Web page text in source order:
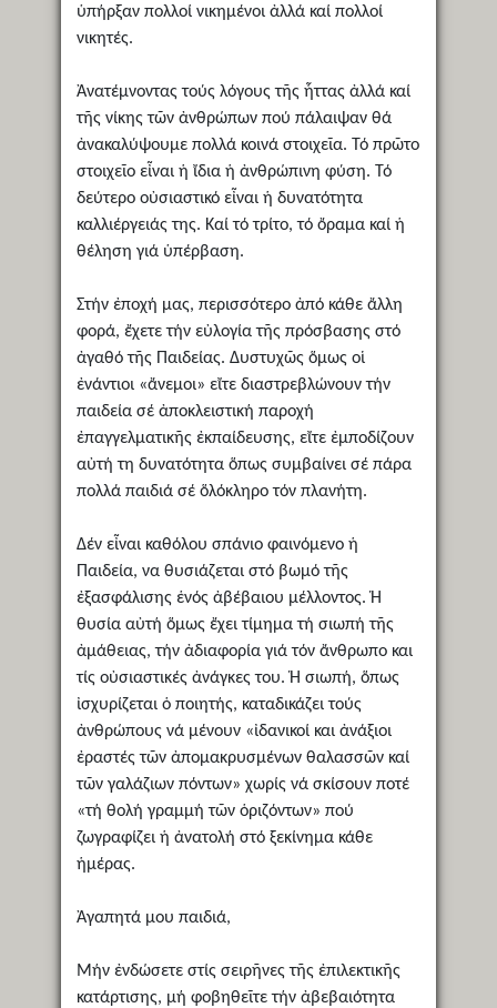
ὑπήρξαν πολλοί νικημένοι ἀλλά καί πολλοί
νικητές.
Ἀνατέμνοντας τούς λόγους τῆς ἧττας ἀλλά καί
τῆς νίκης τῶν ἀνθρώπων πού πάλαιψαν θά
ἀνακαλύψουμε πολλά κοινά στοιχεῖα. Τό πρῶτο
στοιχεῖο εἶναι ἡ ἴδια ἡ ἀνθρώπινη φύση. Τό
δεύτερο οὐσιαστικό εἶναι ἡ δυνατότητα
καλλιέργειάς της. Καί τό τρίτο, τό ὄραμα καί ἡ
θέληση γιά ὑπέρβαση.
Στήν ἐποχή μας, περισσότερο ἀπό κάθε ἄλλη
φορά, ἔχετε τήν εὐλογία τῆς πρόσβασης στό
ἀγαθό τῆς Παιδείας. Δυστυχῶς ὅμως οἱ
ἐνάντιοι «ἄνεμοι» εἴτε διαστρεβλώνουν τήν
παιδεία σέ ἀποκλειστική παροχή
ἐπαγγελματικῆς ἐκπαίδευσης, εἴτε ἐμποδίζουν
αὐτή τη δυνατότητα ὅπως συμβαίνει σέ πάρα
πολλά παιδιά σέ ὅλόκληρο τόν πλανήτη.
Δέν εἶναι καθόλου σπάνιο φαινόμενο ἡ
Παιδεία, να θυσιάζεται στό βωμό τῆς
ἐξασφάλισης ἑνός ἀβέβαιου μέλλοντος. Ἡ
θυσία αὐτή ὅμως ἔχει τίμημα τή σιωπή τῆς
ἀμάθειας, τήν ἀδιαφορία γιά τόν ἄνθρωπο και
τίς οὐσιαστικές ἀνάγκες του. Ἡ σιωπή, ὅπως
ἰσχυρίζεται ὁ ποιητής, καταδικάζει τούς
ἀνθρώπους νά μένουν «ἰδανικοί και ἀνάξιοι
ἐραστές τῶν ἀπομακρυσμένων θαλασσῶν καί
τῶν γαλάζιων πόντων» χωρίς νά σκίσουν ποτέ
«τή θολή γραμμή τῶν ὁριζόντων» πού
ζωγραφίζει ἡ ἀνατολή στό ξεκίνημα κάθε
ἡμέρας.
Ἀγαπητά μου παιδιά,
Μήν ἐνδώσετε στίς σειρῆνες τῆς ἐπιλεκτικῆς
κατάρτισης, μή φοβηθεῖτε τήν ἀβεβαιότητα